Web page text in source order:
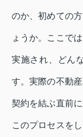
のか、初めての
ょうか。ここで
実施され、どん
す。実際の不動
契約を結ぶ直前
このプロセスを